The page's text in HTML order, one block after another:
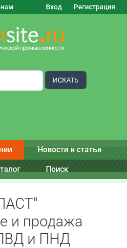
Вход Регистрация
ИСКАТЬ
Новости и статьи
Поиск
и продажа
и ПНД